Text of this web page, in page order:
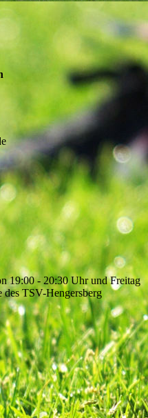
19:00 - 20:30 Uhr und Freitag
des TSV-Hengersberg